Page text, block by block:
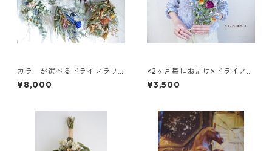
カラーが選べるドライフラワ
ースワッグL
¥8,000
<2ヶ月毎にお届け>ドライフラ
ワーのスワッグ(S) 3回コース
¥3,500